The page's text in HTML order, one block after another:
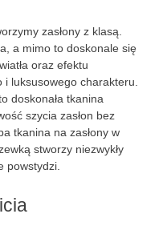
zasłony z klasą.
a mimo to doskonale się
oraz efektu
luksusowego charakteru.
doskonała tkanina
szycia zasłon bez
tkanina na zasłony w
stworzy niezwykły
powstydzi.